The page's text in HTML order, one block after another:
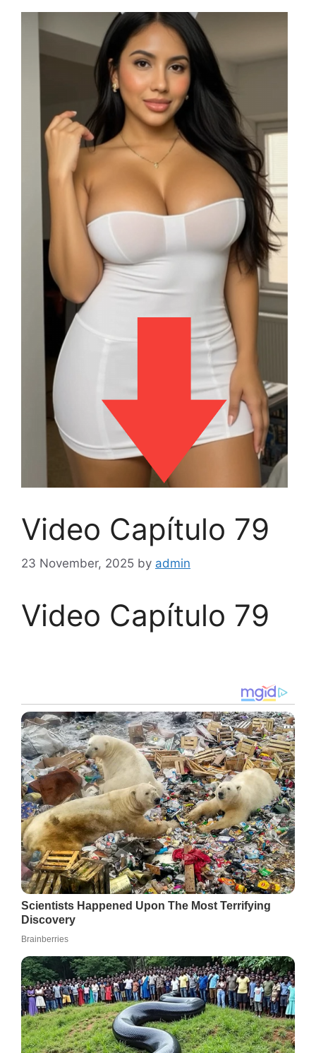
Video Capítulo 79
23 November, 2025 by admin
Video Capítulo 79